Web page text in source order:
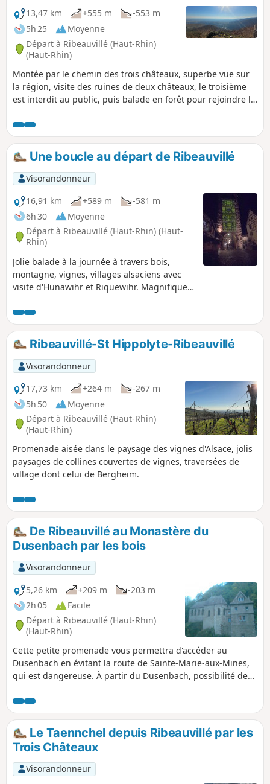
13,47 km
+555 m
-553 m
5h 25
Moyenne
Départ à Ribeauvillé (Haut-Rhin)
(Haut-Rhin)
Montée par le chemin des trois châteaux, superbe vue sur
la région, visite des ruines de deux châteaux, le troisième
est interdit au public, puis balade en forêt pour rejoindre le
croix original.
Une boucle au départ de Ribeauvillé
Visorandonneur
16,91 km
+589 m
-581 m
6h 30
Moyenne
Départ à Ribeauvillé (Haut-Rhin) (Haut-
Rhin)
Jolie balade à la journée à travers bois,
montagne, vignes, villages alsaciens avec
visite d'Hunawihr et Riquewihr. Magnifiques
Ribeauvillé-St Hippolyte-Ribeauvillé
Visorandonneur
17,73 km
+264 m
-267 m
5h 50
Moyenne
Départ à Ribeauvillé (Haut-Rhin)
(Haut-Rhin)
Promenade aisée dans le paysage des vignes d'Alsace, jolis
paysages de collines couvertes de vignes, traversées de
village dont celui de Bergheim.
De Ribeauvillé au Monastère du
Dusenbach par les bois
Visorandonneur
5,26 km
+209 m
-203 m
2h 05
Facile
Départ à Ribeauvillé (Haut-Rhin)
(Haut-Rhin)
Cette petite promenade vous permettra d'accéder au
Dusenbach en évitant la route de Sainte-Marie-aux-Mines,
qui est dangereuse. À partir du Dusenbach, possibilité de
Le Taennchel depuis Ribeauvillé par les
Trois Châteaux
Visorandonneur